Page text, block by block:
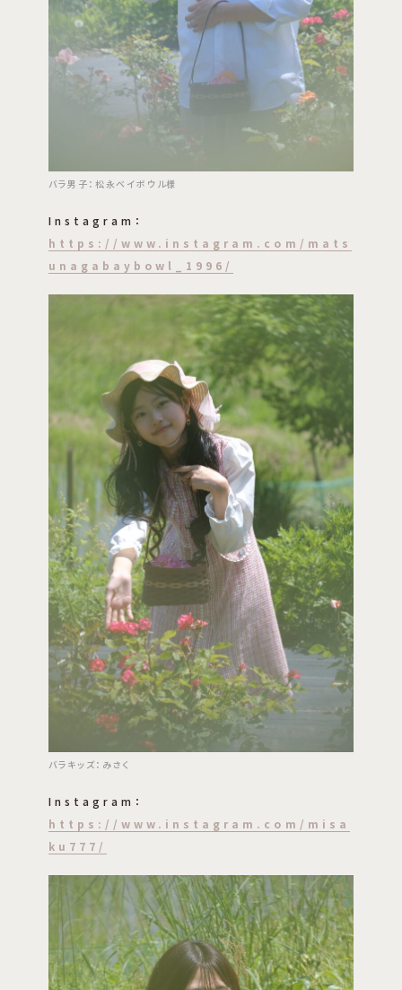
バラ男子：松永ベイボウル様
Instagram：
https://www.instagram.com/mats
unagabaybowl_1996/
バラキッズ：みさく
Instagram：
https://www.instagram.com/misa
ku777/